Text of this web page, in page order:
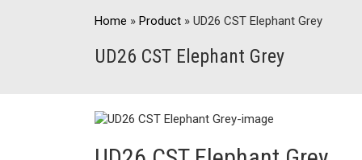
Home » Product » UD26 CST Elephant Grey
UD26 CST Elephant Grey